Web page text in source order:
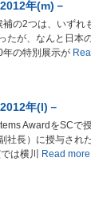
年(m)－
の2つは、いずれ
たが、なんと日本
の特別展示が
年(l)－
AwardをSCで
社長）に授与され
は横川
Read